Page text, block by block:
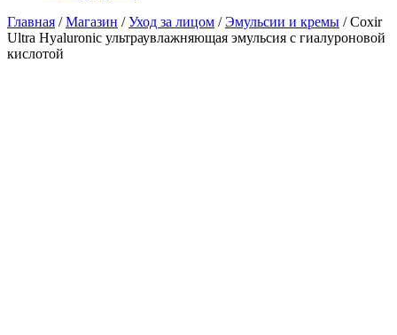
Главная /Магазин /Уход за лицом /Эмульсии и кремы / Coxir
Ultra Hyaluronic ультраувлажняющая эмульсия с гиалуроновой
кислотой